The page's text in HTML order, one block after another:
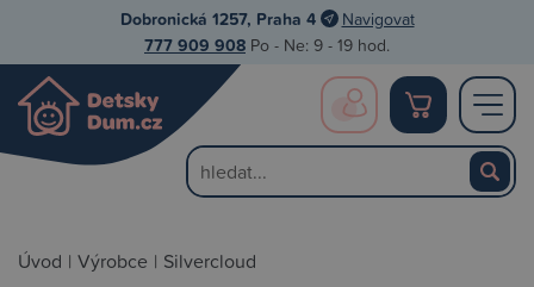
Dobronická 1257, Praha 4 Navigovat
777 909 908 Po - Ne: 9 - 19 hod.
Úvod | Výrobce | Silvercloud